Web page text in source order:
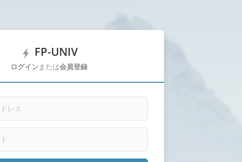
FP-UNIV
ログイン または会員登録